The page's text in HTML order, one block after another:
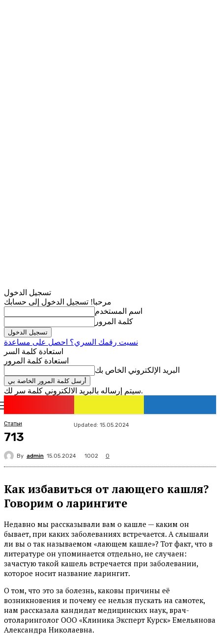
تسجيل الدخول
مرحبا! تسجيل الدخول إلى حسابك
اسم المستخدم
كلمة المرور
نسيت رقمك السري؟ احصل على مساعدة
استعادة كلمة السر
استعادة كلمة المرور
البريد الإلكتروني الخاص بك
سيتم إرساله بالبريد الالكتروني كلمة سر لك.
Статьи Updated: 15.05.2024
713
By admin 15.05.2024 1002 0
Как избавиться от лающего кашля?
Говорим о ларингите
Недавно мы рассказывали вам о кашле — каким он
бывает, при каких заболеваниях встречается. А слышали
ли вы о так называемом «лающем кашле»? Тот факт, что в
литературе он упоминается отдельно, не случаен:
зачастую такой кашель встречается при заболевании,
которое носит название ларингит.
О том, что это за болезнь, каковы причины её
возникновения и почему ее нельзя пускать на самотек,
нам рассказала кандидат медицинских наук, врач-
отоларинголог ООО «Клиника Эксперт Курск» Емельянова
Александра Николаевна.